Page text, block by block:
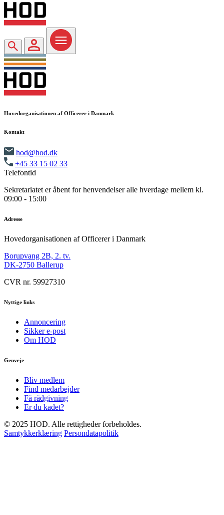
Søg MitHOD Menu
Hovedorganisationen af Officerer i Danmark
Kontakt
hod@hod.dk
+45 33 15 02 33
Telefontid
Sekretariatet er åbent for henvendelser alle hverdage mellem kl.
09:00 - 15:00
Adresse
Hovedorganisationen af Officerer i Danmark
Borupvang 2B, 2. tv.
DK-2750 Ballerup
CVR nr. 59927310
Nyttige links
Annoncering
Sikker e-post
Om HOD
Genveje
Bliv medlem
Find medarbejder
Få rådgivning
Er du kadet?
© 2025 HOD. Alle rettigheder forbeholdes.
Samtykkerklæring Persondatapolitik